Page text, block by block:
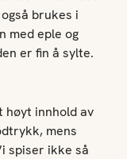
brukes i
med eple og
er fin å sylte.
høyt innhold av
mens
spiser ikke så